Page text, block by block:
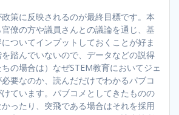
策に反映されるのが最終目標です。本
僚の方や議員さんとの議論を通じ、基
ついてインプットしておくことが好ま
踏んでいないので、データなどの説得
の場合は）なぜSTEM教育においてジェ
要なのか、読んだだけでわかるパブコ
ています。パブコメとしてきたものの
ったり、突飛である場合はそれを採用